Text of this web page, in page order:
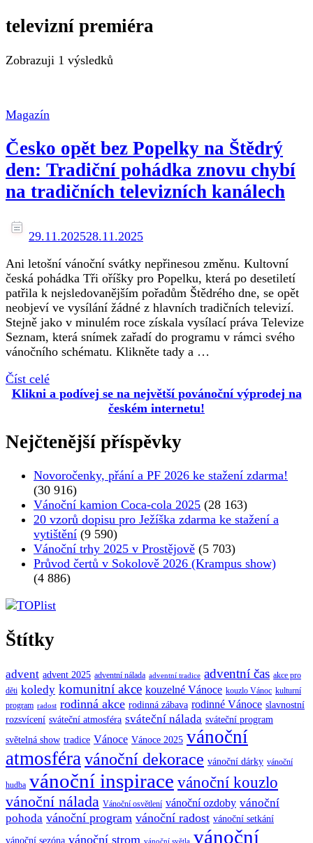
televizní premiéra
Zobrazuji 1 výsledků
Magazín
Česko opět bez Popelky na Štědrý
den: Tradiční pohádka znovu chybí
na tradičních televizních kanálech
29.11.202528.11.2025
Ani letošní vánoční svátky nepřinesou změnu. Kultovní
česká pohádka Tři oříšky pro Popelku, která po desetiletí
patřila k nejsledovanějším pořadům Štědrého dne, se opět
neobjeví ve vysílání žádné z hlavních tradičních televizí.
Stejně jako v minulém roce získala vysílací práva Televize
Seznam, která snímek zařadí do programu v rámci svého
vánočního schématu. Klikněte tady a …
Číst celé
Klikni a podívej se na největší povánoční výprodej na
českém internetu!
Nejčtenější příspěvky
Novoročenky, přání a PF 2026 ke stažení zdarma!
(30 916)
Vánoční kamion Coca-cola 2025 (28 163)
20 vzorů dopisu pro Ježíška zdarma ke stažení a
vytištění (9 590)
Vánoční trhy 2025 v Prostějově (5 703)
Průvod čertů v Sokolově 2026 (Krampus show)
(4 886)
Štítky
advent advent 2025 adventní nálada adventní tradice adventní čas akce pro
děti koledy komunitní akce kouzelné Vánoce kouzlo Vánoc kulturní
program radost rodinná akce rodinná zábava rodinné Vánoce slavnostní
rozsvícení sváteční atmosféra sváteční nálada sváteční program
světelná show tradice Vánoce Vánoce 2025 vánoční
atmosféravánoční dekorace vánoční dárky vánoční
hudba vánoční inspirace vánoční kouzlo
vánoční nálada Vánoční osvětlení vánoční ozdoby vánoční
pohoda vánoční program vánoční radost vánoční setkání
vánoční sezóna vánoční strom vánoční světla vánoční